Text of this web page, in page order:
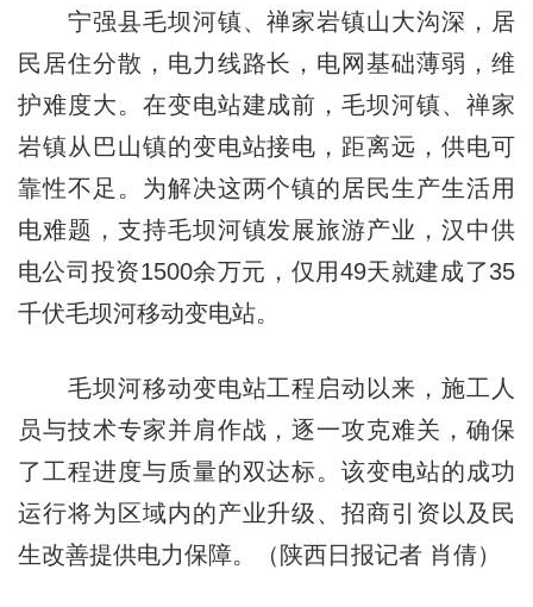
宁强县毛坝河镇、禅家岩镇山大沟深，居
民居住分散，电力线路长，电网基础薄弱，维
护难度大。在变电站建成前，毛坝河镇、禅家
岩镇从巴山镇的变电站接电，距离远，供电可
靠性不足。为解决这两个镇的居民生产生活用
电难题，支持毛坝河镇发展旅游产业，汉中供
电公司投资1500余万元，仅用49天就建成了35
千伏毛坝河移动变电站。
毛坝河移动变电站工程启动以来，施工人
员与技术专家并肩作战，逐一攻克难关，确保
了工程进度与质量的双达标。该变电站的成功
运行将为区域内的产业升级、招商引资以及民
生改善提供电力保障。（陕西日报记者 肖倩）